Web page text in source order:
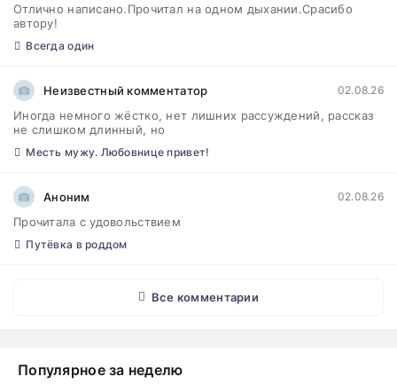
Отлично написано.Прочитал на одном дыхании.Срасибо
автору!
Всегда один
Неизвестный комментатор 02.08.26
Иногда немного жёстко, нет лишних рассуждений, рассказ
не слишком длинный, но
Месть мужу. Любовнице привет!
Аноним 02.08.26
Прочитала с удовольствием
Путёвка в роддом
Все комментарии
Популярное за неделю